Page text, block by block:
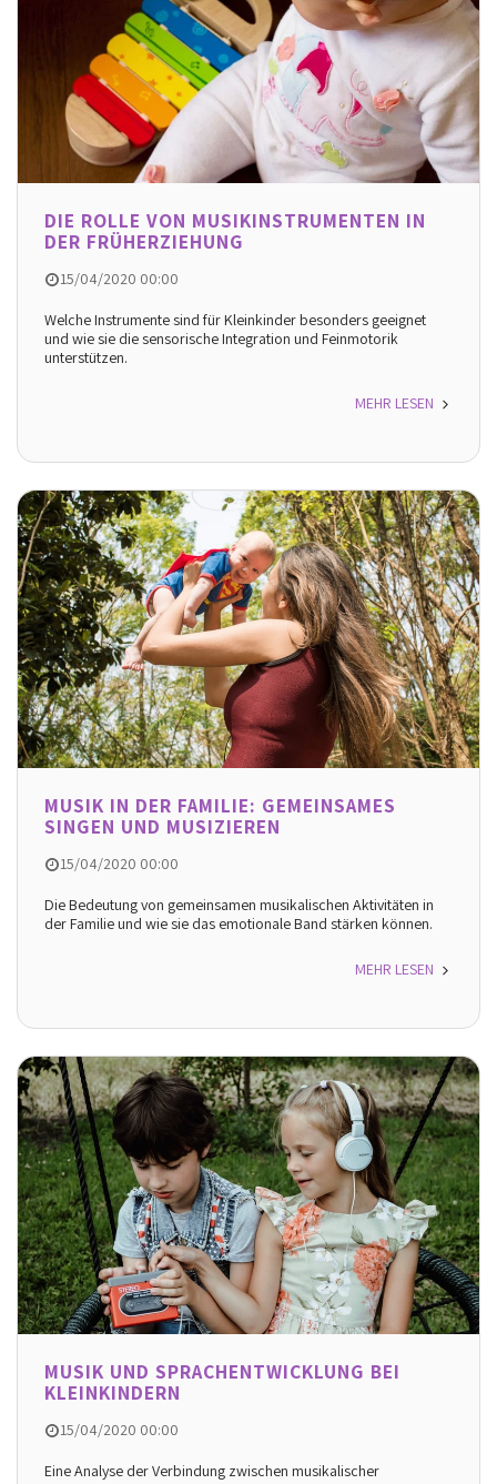
DIE ROLLE VON MUSIKINSTRUMENTEN IN
DER FRÜHERZIEHUNG
15/04/2020 00:00
Welche Instrumente sind für Kleinkinder besonders geeignet
und wie sie die sensorische Integration und Feinmotorik
unterstützen.
MEHR LESEN
MUSIK IN DER FAMILIE: GEMEINSAMES
SINGEN UND MUSIZIEREN
15/04/2020 00:00
Die Bedeutung von gemeinsamen musikalischen Aktivitäten in
der Familie und wie sie das emotionale Band stärken können.
MEHR LESEN
MUSIK UND SPRACHENTWICKLUNG BEI
KLEINKINDERN
15/04/2020 00:00
Eine Analyse der Verbindung zwischen musikalischer